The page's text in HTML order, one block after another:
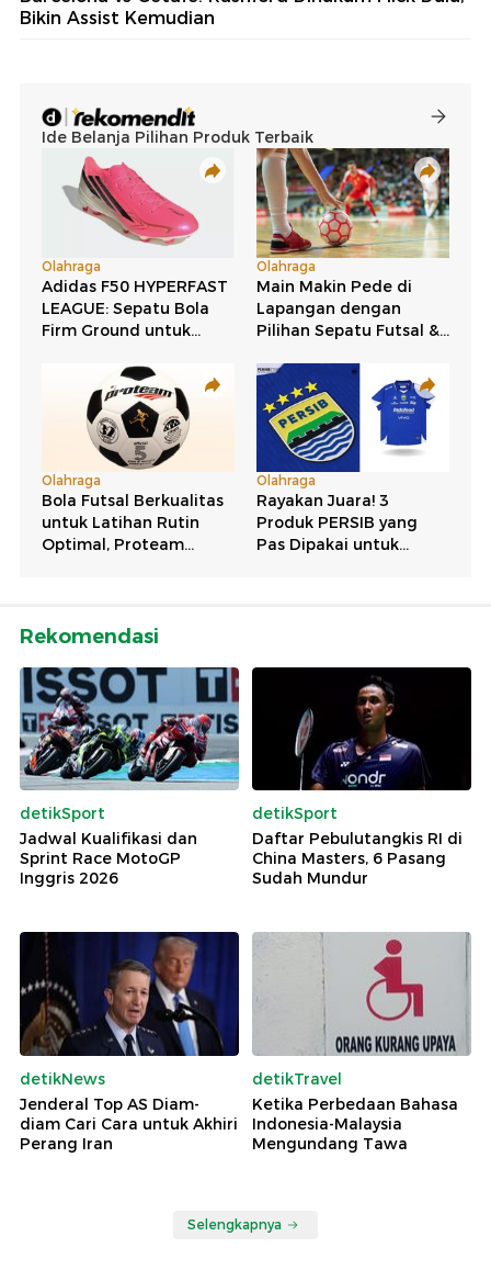
Bikin Assist Kemudian
Rekomendasi
detikSport
Jadwal Kualifikasi dan
Sprint Race MotoGP
Inggris 2026
detikSport
Daftar Pebulutangkis RI di
China Masters, 6 Pasang
Sudah Mundur
detikNews
Jenderal Top AS Diam-
diam Cari Cara untuk Akhiri
Perang Iran
detikTravel
Ketika Perbedaan Bahasa
Indonesia-Malaysia
Mengundang Tawa
Selengkapnya